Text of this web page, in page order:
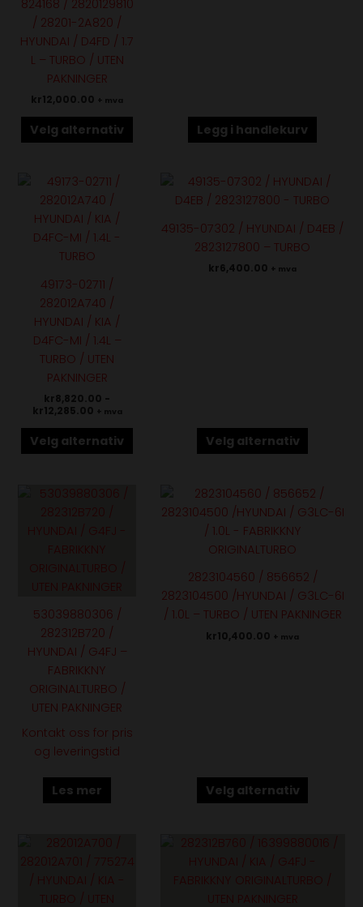
824168 / 2820129810
/ 28201-2A820 /
HYUNDAI / D4FD / 1.7
L – TURBO / UTEN
PAKNINGER
kr12,000.00 + mva
Velg alternativ
kan
velges
på
produktsiden
Legg i handlekurv
49173-02711 /
282012A740 /
HYUNDAI / KIA /
D4FC-MI / 1.4L –
TURBO / UTEN
PAKNINGER
kr8,820.00 -
kr12,285.00 + mva
Velg alternativ
Dette
produktet
har
flere
varianter.
velges
produktsiden
49135-07302 / HYUNDAI / D4EB /
2823127800 – TURBO
kr6,400.00 + mva
Velg alternativ
Dette
produktet
flere
varianter.
Alternativene
53039880306 /
282312B720 /
HYUNDAI / G4FJ –
FABRIKKNY
ORIGINALTURBO /
UTEN PAKNINGER
Kontakt oss for pris
og leveringstid
Les mer
2823104560 / 856652 /
2823104500 /HYUNDAI / G3LC-6I
/ 1.0L – TURBO / UTEN PAKNINGER
kr10,400.00 + mva
Velg alternativ
Dette
produktet
Alternativene
kan
velges
Dette
produktet
flere